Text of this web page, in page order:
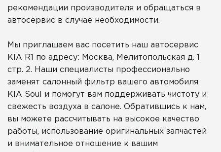
рекомендации производителя и обращаться в
автосервис в случае необходимости.
Мы приглашаем вас посетить наш автосервис
KIA R1 по адресу: Москва, Мелитопольская д. 1
стр. 2. Наши специалисты профессионально
заменят салонный фильтр вашего автомобиля
KIA Soul и помогут вам поддерживать чистоту и
свежесть воздуха в салоне. Обратившись к нам,
вы можете рассчитывать на высокое качество
работы, использование оригинальных запчастей
и внимательное отношение к вашим